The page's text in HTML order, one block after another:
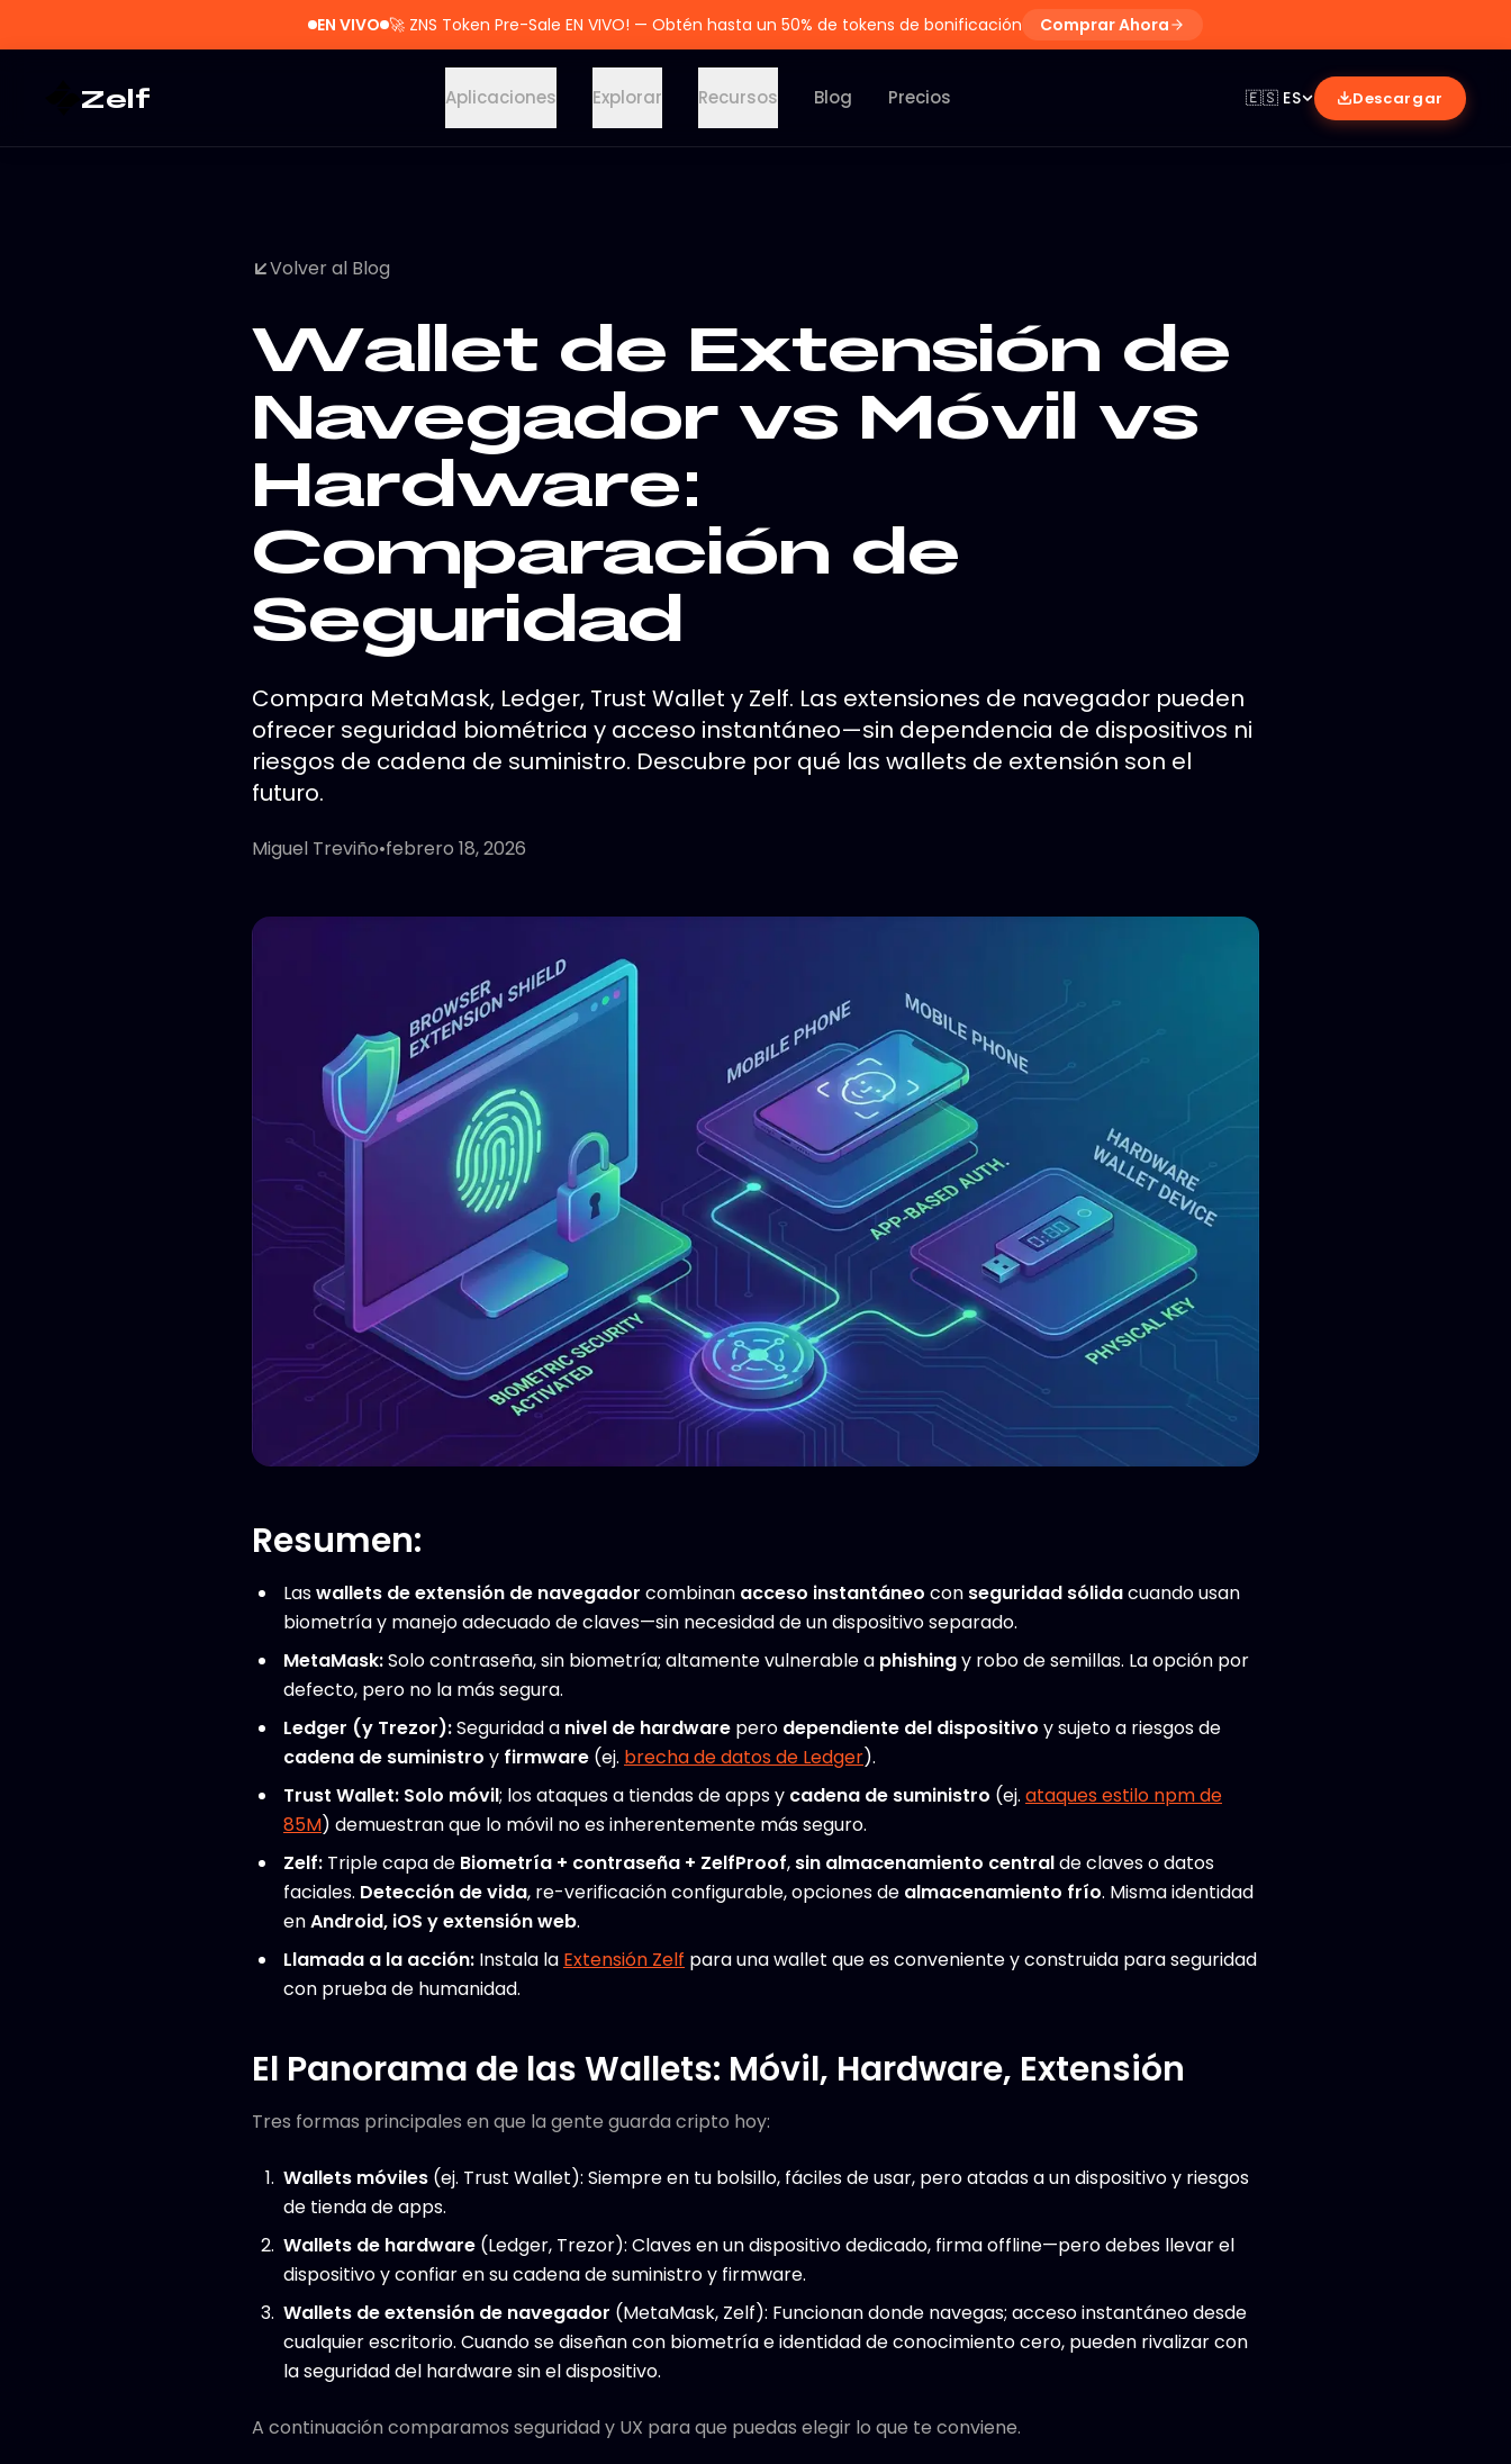
EN VIVO 🚀 ZNS Token Pre-Sale EN VIVO! — Obtén hasta un 50% de tokens de bonificación Comprar Ahora
Zelf Aplicaciones Explorar Recursos Blog Precios 🇪🇸 ES Descargar
Volver al Blog
Wallet de Extensión de
Navegador vs Móvil vs
Hardware:
Comparación de
Seguridad
Compara MetaMask, Ledger, Trust Wallet y Zelf. Las extensiones de navegador pueden
ofrecer seguridad biométrica y acceso instantáneo—sin dependencia de dispositivos ni
riesgos de cadena de suministro. Descubre por qué las wallets de extensión son el
futuro.
Miguel Treviño•febrero 18, 2026
Resumen:
Laswallets de extensión de navegador combinan acceso instantáneo con seguridad sólidacuando usan
biometría y manejo adecuado de claves—sin necesidad de un dispositivo separado.
MetaMask:Solo contraseña, sin biometría; altamente vulnerable a phishingy robo de semillas. La opción por
defecto, pero no la más segura.
Ledger (y Trezor):Seguridad a nivel de hardware pero dependiente del dispositivo y sujeto a riesgos de
cadena de suministro y firmware (ej. brecha de datos de Ledger).
Trust Wallet: Solo móvil; los ataques a tiendas de apps y cadena de suministro (ej. ataques estilo npm de
85M) demuestran que lo móvil no es inherentemente más seguro.
Zelf: Triple capa de Biometría + contraseña + ZelfProof, sin almacenamiento centralde claves o datos
faciales. Detección de vida, re-verificación configurable, opciones de almacenamiento frío. Misma identidad
enAndroid, iOS y extensión web.
Llamada a la acción: Instala la Extensión Zelf para una wallet que es conveniente y construida para seguridad
con prueba de humanidad.
El Panorama de las Wallets: Móvil, Hardware, Extensión
Tres formas principales en que la gente guarda cripto hoy:
Wallets móviles (ej. Trust Wallet): Siempre en tu bolsillo, fáciles de usar, pero atadas a un dispositivo y riesgos
de tienda de apps.
Wallets de hardware (Ledger, Trezor): Claves en un dispositivo dedicado, firma offline—pero debes llevar el
dispositivo y confiar en su cadena de suministro y firmware.
Wallets de extensión de navegador (MetaMask, Zelf): Funcionan donde navegas; acceso instantáneo desde
cualquier escritorio. Cuando se diseñan con biometría e identidad de conocimiento cero, pueden rivalizar con
la seguridad del hardware sin el dispositivo.
A continuación comparamos seguridad y UX para que puedas elegir lo que te conviene.